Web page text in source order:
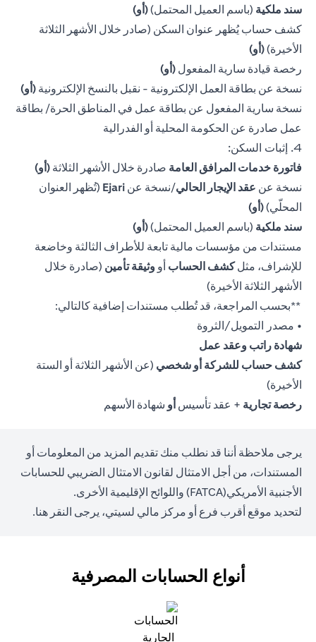
سند ملكية (باسم العميل المحتمل)(أو)
كشف حساب يُظهر عنوان السكن (صادر خلال الأشهر الثلاثة
الأخيرة)(أو)
رخصة قيادة سارية المفعول (أو)
نسخة عن بطاقة العمل الإلكترونية - نقبل بالنسخ الإلكترونية (أو)
نسخة سارية المفعول عن بطاقة عمل في المناطق الحرة/ بطاقة
عمل صادرة عن الحكومة المحلية أو الفدرالية
4. إثبات السكن:
فاتورة خدمات المرافق العامة صادرة خلال الأشهر الثلاثة (أو)
نسخة عن عقد الإيجار الحالي/نسخة عن Ejari (تُظهر العنوان
المحلّي)(أو)
سند ملكية (باسم العميل المحتمل)(أو)
مستندات من مؤسسات مالية تابعة للأطراف الثالثة وخاضعة
للإشراف، مثلكشف الحساب أو وثيقة تأمين (صادرة خلال
الأشهر الثلاثة الأخيرة)
**بحسب المراجعة، قد تُطلب مستندات إضافية كالتالي:
• مصدر التمويل/الثروة
شهادة راتب وعقد عمل
كشف حساب للشركة أو شخصي (عن الأشهر الثلاثة أو الستة
الأخيرة)
رخصة تجارية + عقد تأسيس أو شهادة الأسهم
يرجى ملاحظة أننا قد نطلب منك تقديم المزيد من المعلومات أو
المستندات، من أجل الامتثال لقانون الامتثال الضريبي للحسابات
الأجنبية الأمريكي(FATCA) واللوائح الإقليمية الأخرى.
لتحديد موقع أقرب فرع أو مركز مالي لسيتي، يرجى النقر هنا.
أنواع الحسابات المصرفية